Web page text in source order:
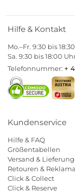
Hilfe & Kontakt
Mo.–Fr. 9:30 bis
Sa. 9:30 bis 18:00
Telefonnummer: +
Kundenservice
Hilfe & FAQ
Größentabellen
Versand & Lieferung
Retouren &
Click & Collect
Click & Reserve